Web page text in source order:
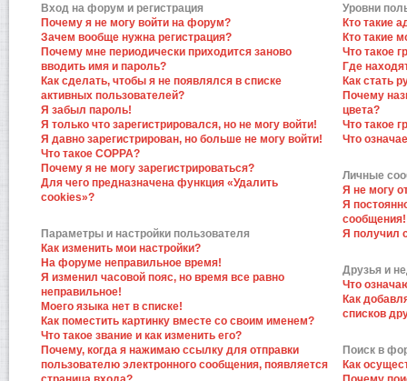
Вход на форум и регистрация
Почему я не могу войти на форум?
Зачем вообще нужна регистрация?
Почему мне периодически приходится заново
вводить имя и пароль?
Как сделать, чтобы я не появлялся в списке
активных пользователей?
Я забыл пароль!
Я только что зарегистрировался, но не могу войти!
Я давно зарегистрирован, но больше не могу войти!
Что такое COPPA?
Почему я не могу зарегистрироваться?
Для чего предназначена функция «Удалить
cookies»?
Параметры и настройки пользователя
Как изменить мои настройки?
На форуме неправильное время!
Я изменил часовой пояс, но время все равно
неправильное!
Моего языка нет в списке!
Как поместить картинку вместе со своим именем?
Что такое звание и как изменить его?
Почему, когда я нажимаю ссылку для отправки
пользователю электронного сообщения, появляется
Уровни
Кто такие
Кто такие
Что такое
Где
Как стать
Почему
цвета?
Что такое
Что
Личные
Я не могу
Я
сообщения!
Я получил
Друзья и
Что
Как
списков
Поиск в
Как